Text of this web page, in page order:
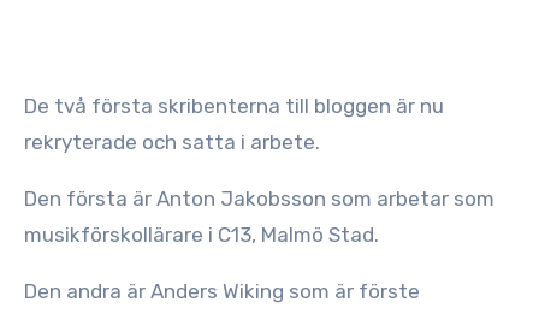
De två första skribenterna till bloggen är nu
rekryterade och satta i arbete.
Den första är Anton Jakobsson som arbetar som
musikförskollärare i C13, Malmö Stad.
Den andra är Anders Wiking som är förste